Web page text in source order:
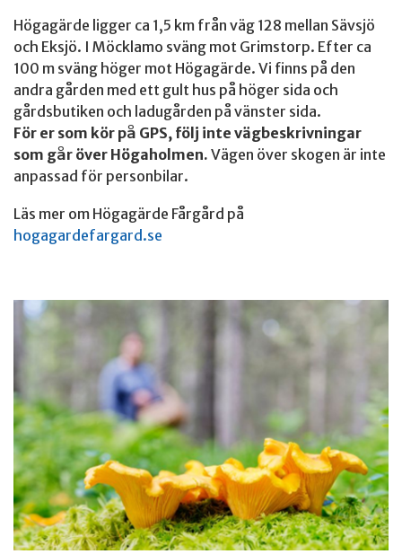
Högagärde ligger ca 1,5 km från väg 128 mellan Sävsjö
och Eksjö. I Möcklamo sväng mot Grimstorp. Efter ca
100 m sväng höger mot Högagärde. Vi finns på den
andra gården med ett gult hus på höger sida och
gårdsbutiken och ladugården på vänster sida.
För er som kör på GPS, följ inte vägbeskrivningar
som går över Högaholmen. Vägen över skogen är inte
anpassad för personbilar.
Läs mer om Högagärde Fårgård på
hogagardefargard.se